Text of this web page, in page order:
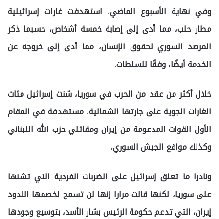
وفي نهاية الأسبوع الماضي، استهدفت غارات إسرائيلية
مطار حلب، مما أدى إلى إصابة خمسة أشخاص، حسبما ذكر
المرصد السوري لحقوق الإنسان، مما أدى إلى خروجه عن
الخدمة أيضًا، وفقًا للسلطات.
خلال أكثر من عقد من الحرب في سوريا، شنت إسرائيل مئات
الغارات الجوية على جارتها الشمالية، مستهدفة في المقام
الأول القوات المدعومة من إيران ومقاتلي حزب الله اللبناني
وكذلك مواقع الجيش السوري.
ونادرا ما تعلق إسرائيل على الضربات الفردية التي تشنها
على سوريا، لكنها قالت مرارا إنها لن تسمح لخصمها اللدود
إيران، التي تدعم حكومة الرئيس بشار الأسد، بتوسيع وجودها